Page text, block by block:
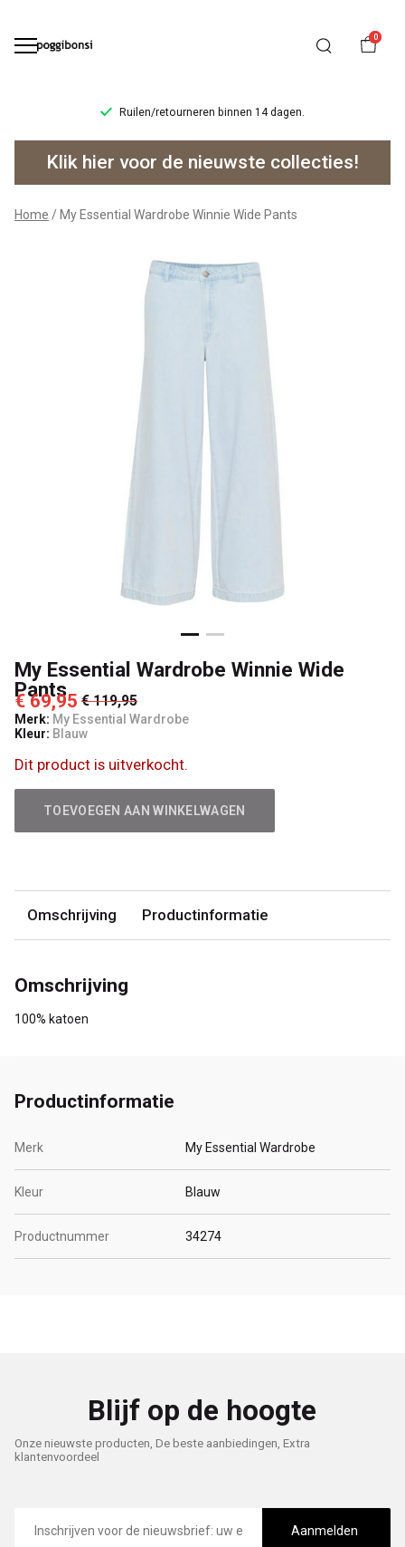
0
Ruilen/retourneren binnen 14 dagen.
My
Essential
Wardrobe
Poggibonsi
Klik hier voor de nieuwste collecties!
Home My Essential Wardrobe Winnie Wide Pants
My Essential Wardrobe Winnie Wide
Pants
€ 69,95 € 119,95
Merk: My Essential Wardrobe
Kleur: Blauw
Dit product is uitverkocht.
TOEVOEGEN AAN WINKELWAGEN
Omschrijving Productinformatie
Omschrijving
100% katoen
Productinformatie
Merk My Essential Wardrobe
Kleur Blauw
Productnummer 34274
Blijf op de hoogte
Onze nieuwste producten, De beste aanbiedingen, Extra
klantenvoordeel
mailadres
Aanmelden